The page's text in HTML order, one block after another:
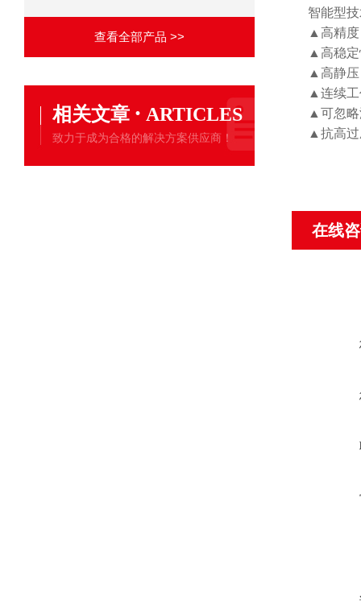
查看全部产品 >>
相关文章 · ARTICLES
致力于成为合格的解决方案供应商！
智能型
▲高精度
▲高稳定
▲高静
▲连续工
▲可忽略
▲抗高过
在线